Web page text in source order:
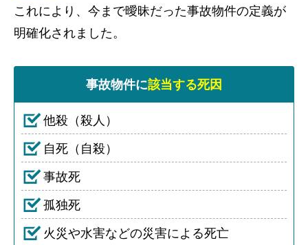
これにより、今まで曖昧だった事故物件の定義が
明確化されました。
事故物件に該当する死因
他殺（殺人）
自死（自殺）
事故死
孤独死
火災や水害などの災害による死亡